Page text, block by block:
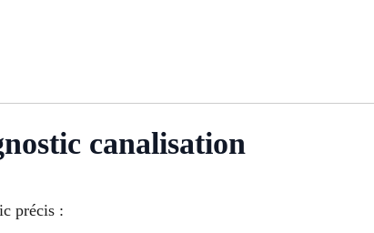
canalisation
précis :